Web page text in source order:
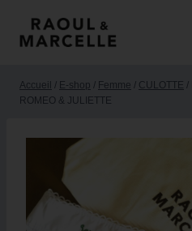
Accueil / E-shop / Femme / CULOTTE /
ROMEO & JULIETTE